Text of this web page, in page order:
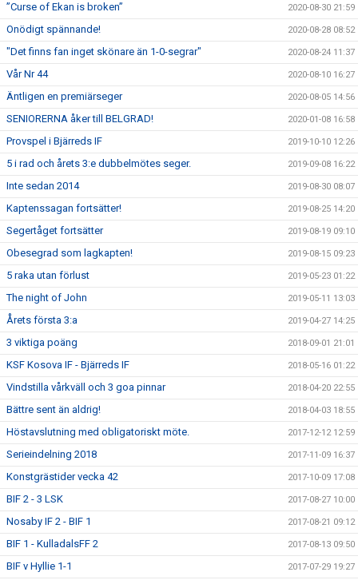
”Curse of Ekan is broken” 2020-08-30 21:59
Onödigt spännande! 2020-08-28 08:52
"Det finns fan inget skönare än 1-0-segrar" 2020-08-24 11:37
Vår Nr 44 2020-08-10 16:27
Äntligen en premiärseger 2020-08-05 14:56
SENIORERNA åker till BELGRAD! 2020-01-08 16:58
Provspel i Bjärreds IF 2019-10-10 12:26
5 i rad och årets 3:e dubbelmötes seger. 2019-09-08 16:22
Inte sedan 2014 2019-08-30 08:07
Kaptenssagan fortsätter! 2019-08-25 14:20
Segertåget fortsätter 2019-08-19 09:10
Obesegrad som lagkapten! 2019-08-15 09:23
5 raka utan förlust 2019-05-23 01:22
The night of John 2019-05-11 13:03
Årets första 3:a 2019-04-27 14:25
3 viktiga poäng 2018-09-01 21:01
KSF Kosova IF - Bjärreds IF 2018-05-16 01:22
Vindstilla vårkväll och 3 goa pinnar 2018-04-20 22:55
Bättre sent än aldrig! 2018-04-03 18:55
Höstavslutning med obligatoriskt möte. 2017-12-12 12:59
Serieindelning 2018 2017-11-09 16:37
Konstgrästider vecka 42 2017-10-09 17:08
BIF 2 - 3 LSK 2017-08-27 10:00
Nosaby IF 2 - BIF 1 2017-08-21 09:12
BIF 1 - KulladalsFF 2 2017-08-13 09:50
BIF v Hyllie 1-1 2017-07-29 19:27